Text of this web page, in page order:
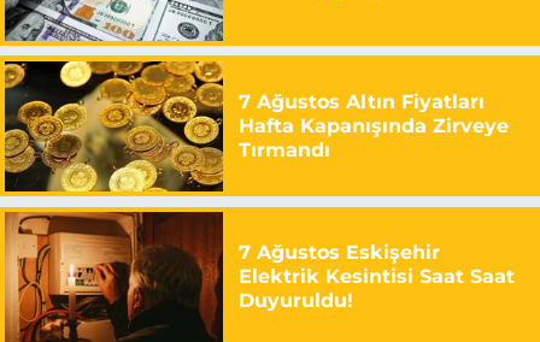
7 Ağustos Altın Fiyatları
Hafta Kapanışında Zirveye
Tırmandı
7 Ağustos Eskişehir
Elektrik Kesintisi Saat Saat
Duyuruldu!